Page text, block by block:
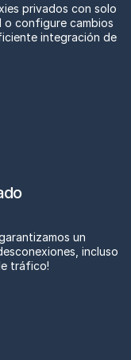
privados con solo
o configure cambios
integración de
un
incluso
tráfico!